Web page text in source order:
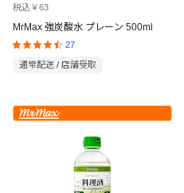
税込￥63
MrMax 強炭酸水 プレーン 500ml
27
通常配送 / 店舗受取